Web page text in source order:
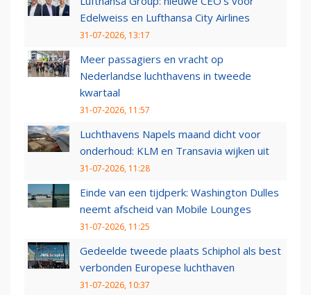
Edelweiss en Lufthansa City Airlines
31-07-2026, 13:17
Meer passagiers en vracht op
Nederlandse luchthavens in tweede
kwartaal
31-07-2026, 11:57
Luchthavens Napels maand dicht voor
onderhoud: KLM en Transavia wijken uit
31-07-2026, 11:28
Einde van een tijdperk: Washington Dulles
neemt afscheid van Mobile Lounges
31-07-2026, 11:25
Gedeelde tweede plaats Schiphol als best
verbonden Europese luchthaven
31-07-2026, 10:37